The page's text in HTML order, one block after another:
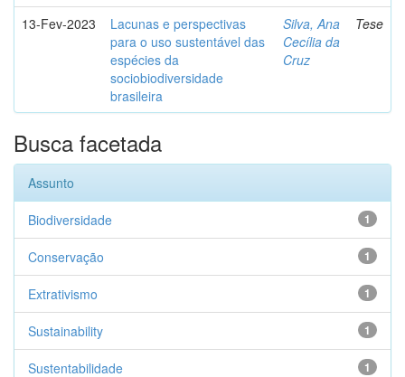
13-Fev-2023
Lacunas e perspectivas
para o uso sustentável das
espécies da
sociobiodiversidade
brasileira
Silva, Ana
Cecília da
Cruz
Tese
Busca facetada
Assunto
1
Biodiversidade
1
Conservação
1
Extrativismo
1
Sustainability
1
Sustentabilidade